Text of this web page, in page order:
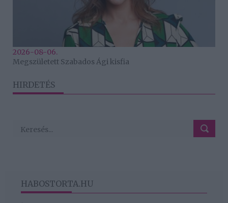
2026-08-06.
Megszületett Szabados Ági kisfia
HIRDETÉS
HABOSTORTA.HU